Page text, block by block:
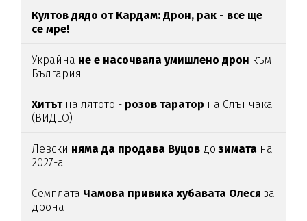
Култов дядо от Кардам: Дрон, рак - все ще
се мре!
Украйна не е насочвала умишлено дрон към
България
Хитътна лятото - розов таратор на Слънчака
(ВИДЕО)
Левски няма да продава Вуцов дозимата на
2027-а
Семплата Чамова привика хубавата Олеся за
дрона